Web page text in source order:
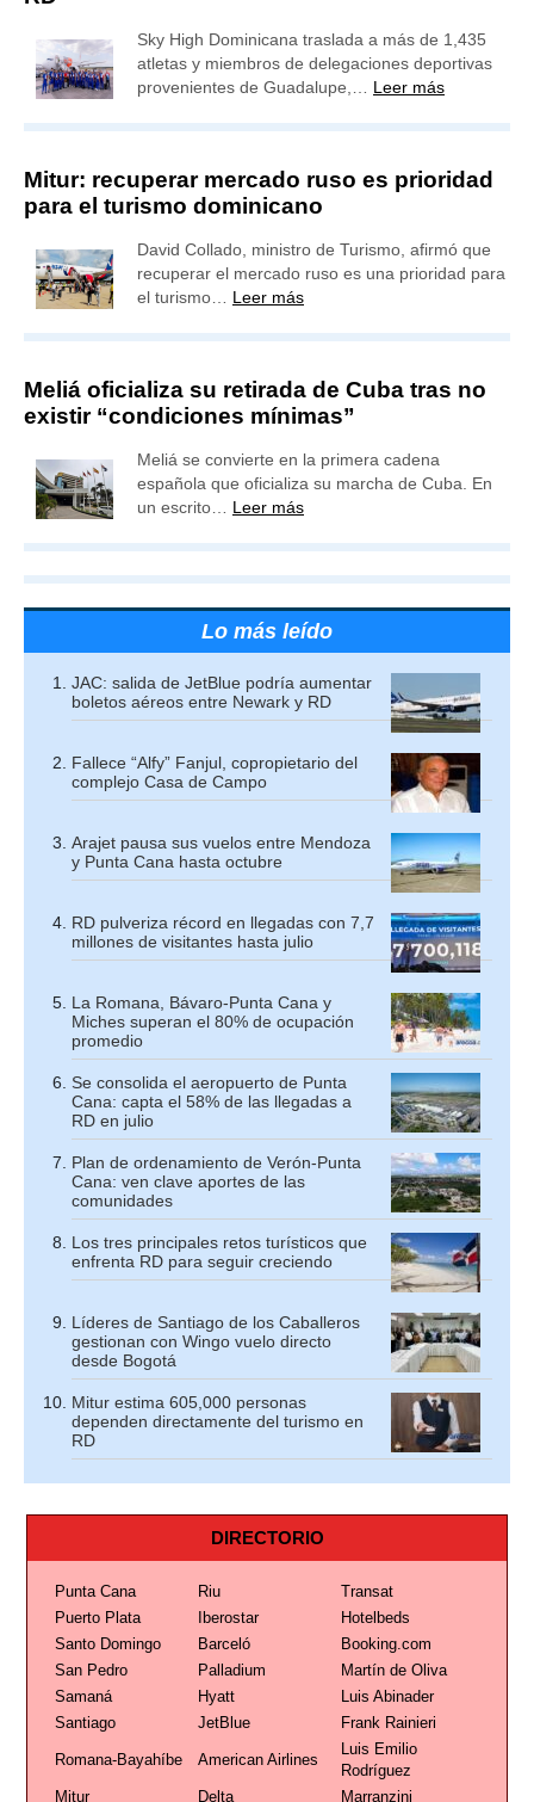
Sky High Dominicana traslada a más de 1,435
atletas y miembros de delegaciones deportivas
provenientes de Guadalupe,… Leer más
Mitur: recuperar mercado ruso es prioridad
para el turismo dominicano
David Collado, ministro de Turismo, afirmó que
recuperar el mercado ruso es una prioridad para
el turismo… Leer más
Meliá oficializa su retirada de Cuba tras no
existir “condiciones mínimas”
Meliá se convierte en la primera cadena
española que oficializa su marcha de Cuba. En
un escrito… Leer más
Lo más leído
JAC: salida de JetBlue podría aumentar
boletos aéreos entre Newark y RD
Fallece “Alfy” Fanjul, copropietario del
complejo Casa de Campo
Arajet pausa sus vuelos entre Mendoza
y Punta Cana hasta octubre
RD pulveriza récord en llegadas con 7,7
millones de visitantes hasta julio
La Romana, Bávaro-Punta Cana y
Miches superan el 80% de ocupación
promedio
Se consolida el aeropuerto de Punta
Cana: capta el 58% de las llegadas a
RD en julio
Plan de ordenamiento de Verón-Punta
Cana: ven clave aportes de las
comunidades
Los tres principales retos turísticos que
enfrenta RD para seguir creciendo
Líderes de Santiago de los Caballeros
gestionan con Wingo vuelo directo
desde Bogotá
Mitur estima 605,000 personas
dependen directamente del turismo en
RD
DIRECTORIO
Punta Cana Riu
Transat
Puerto Plata
Iberostar
Hotelbeds
Santo Domingo
Barceló
Booking.com
San Pedro
Palladium
Martín de Oliva
Samaná
Hyatt
Luis Abinader
Santiago
JetBlue Frank Rainieri
Romana-Bayahíbe American Airlines
Luis Emilio
Rodríguez
Mitur
Delta Marranzini